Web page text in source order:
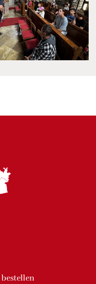
bestellen